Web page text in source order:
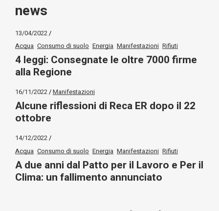
news
13/04/2022
Acqua Consumo di suolo Energia Manifestazioni Rifiuti
4 leggi: Consegnate le oltre 7000 firme
alla Regione
16/11/2022 Manifestazioni
Alcune riflessioni di Reca ER dopo il 22
ottobre
14/12/2022
Acqua Consumo di suolo Energia Manifestazioni Rifiuti
A due anni dal Patto per il Lavoro e Per il
Clima: un fallimento annunciato